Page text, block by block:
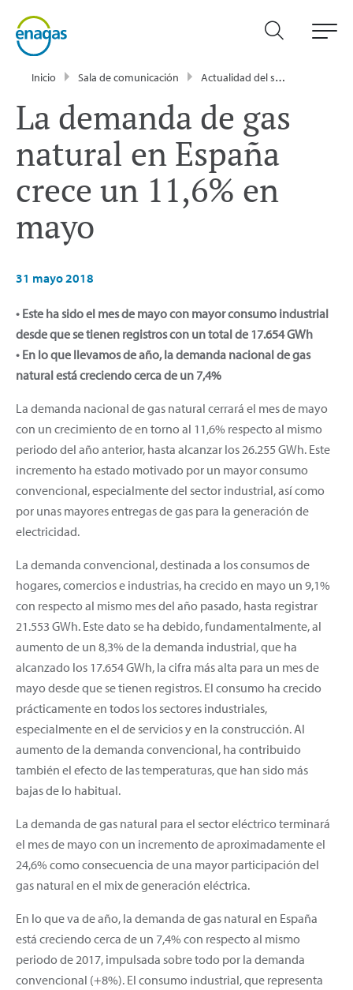
Inicio Sala de comunicación Actualidad del sector energético - Enagás
La demanda de gas
natural en España
crece un 11,6% en
mayo
31 mayo 2018
• Este ha sido el mes de mayo con mayor consumo industrial
desde que se tienen registros con un total de 17.654 GWh
• En lo que llevamos de año, la demanda nacional de gas
natural está creciendo cerca de un 7,4%
La demanda nacional de gas natural cerrará el mes de mayo
con un crecimiento de en torno al 11,6% respecto al mismo
periodo del año anterior, hasta alcanzar los 26.255 GWh. Este
incremento ha estado motivado por un mayor consumo
convencional, especialmente del sector industrial, así como
por unas mayores entregas de gas para la generación de
electricidad.
La demanda convencional, destinada a los consumos de
hogares, comercios e industrias, ha crecido en mayo un 9,1%
con respecto al mismo mes del año pasado, hasta registrar
21.553 GWh. Este dato se ha debido, fundamentalmente, al
aumento de un 8,3% de la demanda industrial, que ha
alcanzado los 17.654 GWh, la cifra más alta para un mes de
mayo desde que se tienen registros. El consumo ha crecido
prácticamente en todos los sectores industriales,
especialmente en el de servicios y en la construcción. Al
aumento de la demanda convencional, ha contribuido
también el efecto de las temperaturas, que han sido más
bajas de lo habitual.
La demanda de gas natural para el sector eléctrico terminará
el mes de mayo con un incremento de aproximadamente el
24,6% como consecuencia de una mayor participación del
gas natural en el mix de generación eléctrica.
En lo que va de año, la demanda de gas natural en España
está creciendo cerca de un 7,4% con respecto al mismo
periodo de 2017, impulsada sobre todo por la demanda
convencional (+8%). El consumo industrial, que representa